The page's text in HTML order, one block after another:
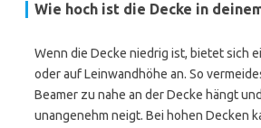
Wie hoch ist die Decke in
Wenn die Decke niedrig ist, bietet sich
oder auf Leinwandhöhe an. So
Beamer zu nahe an der Decke hängt
unangenehm neigt. Bei hohen Decken